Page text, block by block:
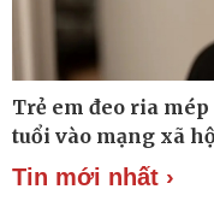
Thế giới
Quan sát
Cuộc sống đó đây
Trẻ em đeo ria
tuổi vào mạng xã
Tin mới nhất ›